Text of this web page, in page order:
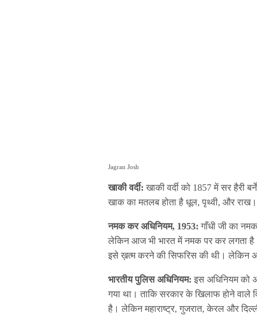
Jagran Josh
खाकी वर्दी: खाकी वर्दी को 1857 में सर हैरी
खाक का मतलब होता है धूल, पृथ्वी, और राख।
नमक कर अधिनियम, 1953: गाँधी जी का
लेकिन आज भी भारत में नमक पर कर लगता
इसे ख़त्म करने की सिफरिस की थी। लेकिन
भारतीय पुलिस अधिनियम: इस अधिनियम को
गया था। ताकि सरकार के खिलाफ होने वाले
है। लेकिन महाराष्ट्र, गुजरात, केरल और